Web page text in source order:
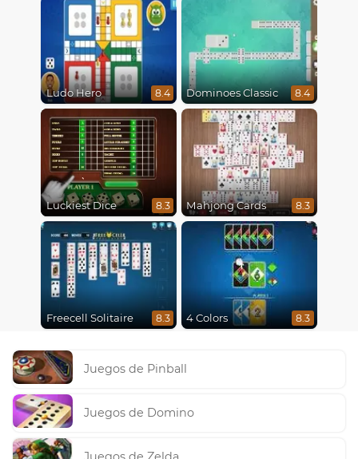
Ludo Hero 8.4 Dominoes Classic 8.4
Luckiest Dice 8.3 Mahjong Cards 8.3
Freecell Solitaire 8.3 4 Colors 8.3
Juegos de Pinball
Juegos de Domino